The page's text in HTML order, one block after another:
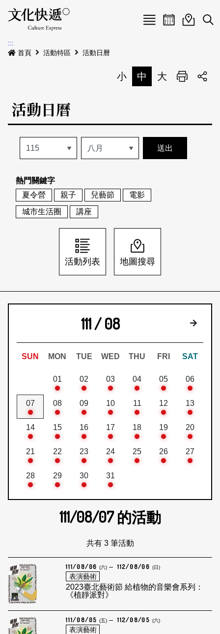
Menu
最新公告
本期專題
歷史專題
活動特區
活動列表
地圖搜尋
關於我們
關於我們
刊物索取地點
會員基本資料
刊登活動
網站導覽 English
日本語 登入/註冊
活動日曆活動地圖
展
:::
首頁
活動特區 活動日曆
小 中 大 列印
活動日曆
熱門關鍵字
夏令營
親子 兒藝節
電影
城市生活圈
講座
活動列表 地圖搜尋
111 / 08 下個月
SUN MON TUE WED THU FRI SAT
01 02 03 04 05 06
07 08 09 10 11 12 13
14 15 16 17 18 19 20
21 22 23 24 25 26 27
28 29 30 31
111/08/07的活動
共有 3 筆活動
111/08/06 (六) 112/08/06 (日)
表演藝術
2023臺北藝術節 給植物的音樂會系列：
《植靜派對》
111/08/05 (五) 112/08/05 (六)
表演藝術